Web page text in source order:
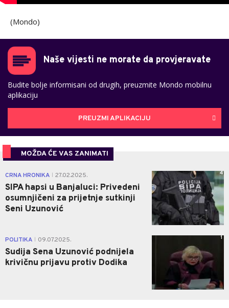
(Mondo)
Naše vijesti ne morate da provjeravate
Budite bolje informisani od drugih, preuzmite Mondo mobilnu
aplikaciju
PREUZMI APLIKACIJU
MOŽDA ĆE VAS ZANIMATI
CRNA HRONIKA 27.02.2025.
SIPA hapsi u Banjaluci: Privedeni
osumnjičeni za prijetnje sutkinji
Seni Uzunović
4
POLITIKA 09.07.2025.
Sudija Sena Uzunović podnijela
krivičnu prijavu protiv Dodika
1